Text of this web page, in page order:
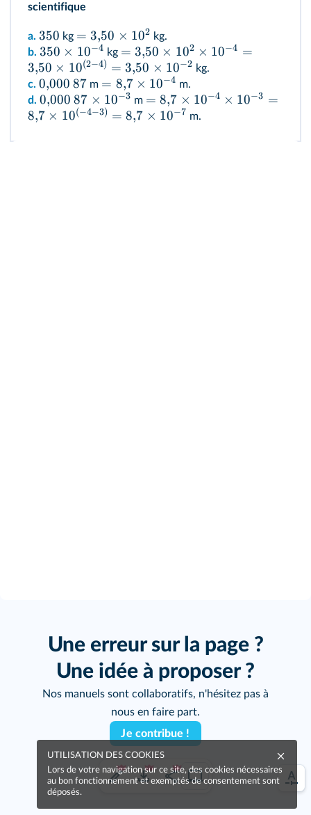
scientifique
a. 350 kg = 3,50 × 102 kg.
b. 350 × 10−4 kg = 3,50 × 102 × 10−4 =
3,50 × 10(2−4) = 3,50 × 10−2 kg.
c. 0,000 87 m = 8,7 × 10−4 m.
d. 0,000 87 × 10−3 m = 8,7 × 10−4 × 10−3 =
8,7 × 10(−4−3) = 8,7 × 10−7 m.
Une erreur sur la page ?
Une idée à proposer ?
Nos manuels sont collaboratifs, n'hésitez pas à
nous en faire part.
Je contribue !
UTILISATION DES COOKIES
Lors de votre navigation sur ce site, des cookies nécessaires
au bon fonctionnement et exemptés de consentement sont
déposés.